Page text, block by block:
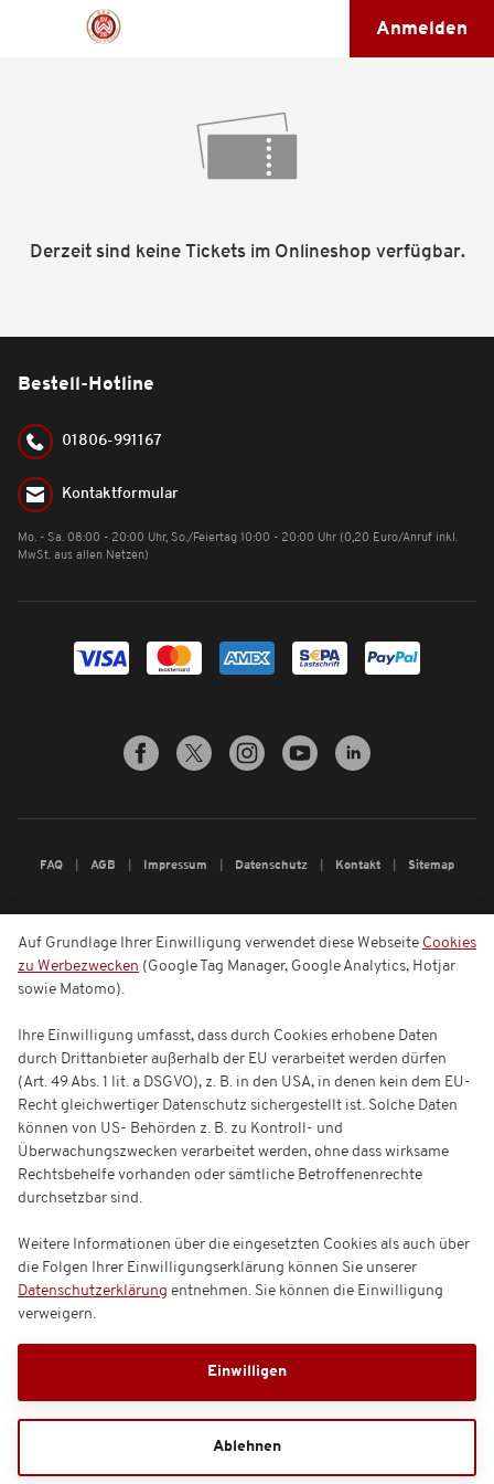
Anmelden
Derzeit sind keine Tickets im Onlineshop verfügbar.
Bestell-Hotline
01806-991167
Kontaktformular
Mo. - Sa. 08:00 - 20:00 Uhr, So./Feiertag 10:00 - 20:00 Uhr (0,20 Euro/Anruf inkl.
MwSt. aus allen Netzen)
FAQ AGB Impressum Datenschutz Kontakt Sitemap
Auf Grundlage Ihrer Einwilligung verwendet diese Webseite Cookies
zu Werbezwecken (Google Tag Manager, Google Analytics, Hotjar
sowie Matomo).
Ihre Einwilligung umfasst, dass durch Cookies erhobene Daten
durch Drittanbieter außerhalb der EU verarbeitet werden dürfen
(Art. 49 Abs. 1 lit. a DSGVO), z. B. in den USA, in denen kein dem EU-
Recht gleichwertiger Datenschutz sichergestellt ist. Solche Daten
können von US- Behörden z. B. zu Kontroll- und
Überwachungszwecken verarbeitet werden, ohne dass wirksame
Rechtsbehelfe vorhanden oder sämtliche Betroffenenrechte
durchsetzbar sind.
Weitere Informationen über die eingesetzten Cookies als auch über
die Folgen Ihrer Einwilligungserklärung können Sie unserer
Datenschutzerklärung entnehmen. Sie können die Einwilligung
verweigern.
Einwilligen
Ablehnen